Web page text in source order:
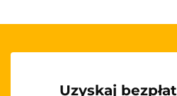
Uzyskaj